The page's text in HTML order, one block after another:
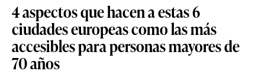
4 aspectos que hacen a estas 6
ciudades europeas como las más
accesibles para personas mayores de
70 años